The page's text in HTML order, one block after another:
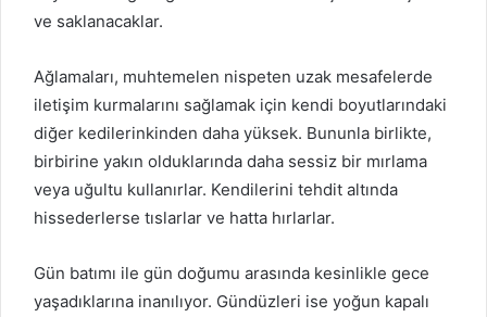
ve saklanacaklar.
Ağlamaları, muhtemelen nispeten uzak mesafelerde
iletişim kurmalarını sağlamak için kendi boyutlarındaki
diğer kedilerinkinden daha yüksek. Bununla birlikte,
birbirine yakın olduklarında daha sessiz bir mırlama
veya uğultu kullanırlar. Kendilerini tehdit altında
hissederlerse tıslarlar ve hatta hırlarlar.
Gün batımı ile gün doğumu arasında kesinlikle gece
yaşadıklarına inanılıyor. Gündüzleri ise yoğun kapalı